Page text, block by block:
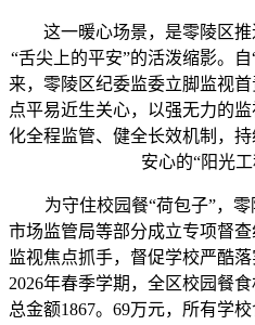
这一暖心场景，是零陵区推
“舌尖上的平安”的活泼缩影。
来，零陵区纪委监委立脚监视
点平易近生关心，以强无力的
化全程监管、健全长效机制，
安心的“阳光工
为守住校园餐“荷包子”，零
市场监管局等部分成立专项督
监视焦点抓手，督促学校严酷
2026年春季学期，全区校园餐
总金额1867。69万元，所有学